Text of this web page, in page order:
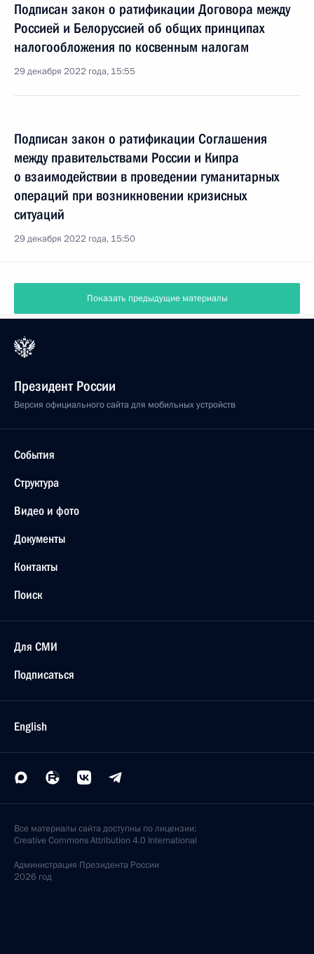
Подписан закон о ратификации Договора между
Россией и Белоруссией об общих принципах
налогообложения по косвенным налогам
29 декабря 2022 года, 15:55
Подписан закон о ратификации Соглашения
между правительствами России и Кипра
о взаимодействии в проведении гуманитарных
операций при возникновении кризисных
ситуаций
29 декабря 2022 года, 15:50
Показать предыдущие материалы
Президент России
Версия официального сайта для мобильных устройств
События
Структура
Видео и фото
Документы
Контакты
Поиск
Для СМИ
Подписаться
English
Все материалы сайта доступны по лицензии:
Creative Commons Attribution 4.0 International
Администрация Президента России
2026 год